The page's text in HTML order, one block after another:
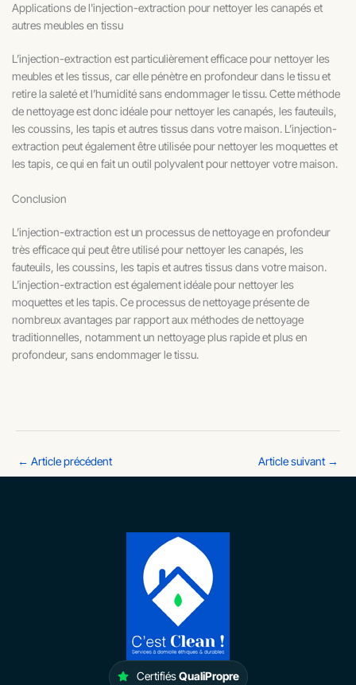
Applications de l'injection-extraction pour nettoyer les canapés et
autres meubles en tissu
L’injection-extraction est particulièrement efficace pour nettoyer les
meubles et les tissus, car elle pénètre en profondeur dans le tissu et
retire la saleté et l’humidité sans endommager le tissu. Cette méthode
de nettoyage est donc idéale pour nettoyer les canapés, les fauteuils,
les coussins, les tapis et autres tissus dans votre maison. L’injection-
extraction peut également être utilisée pour nettoyer les moquettes et
les tapis, ce qui en fait un outil polyvalent pour nettoyer votre maison.
Conclusion
L’injection-extraction est un processus de nettoyage en profondeur
très efficace qui peut être utilisé pour nettoyer les canapés, les
fauteuils, les coussins, les tapis et autres tissus dans votre maison.
L’injection-extraction est également idéale pour nettoyer les
moquettes et les tapis. Ce processus de nettoyage présente de
nombreux avantages par rapport aux méthodes de nettoyage
traditionnelles, notamment un nettoyage plus rapide et plus en
profondeur, sans endommager le tissu.
← Article précédent Article suivant →
CertifiésQualiPropre